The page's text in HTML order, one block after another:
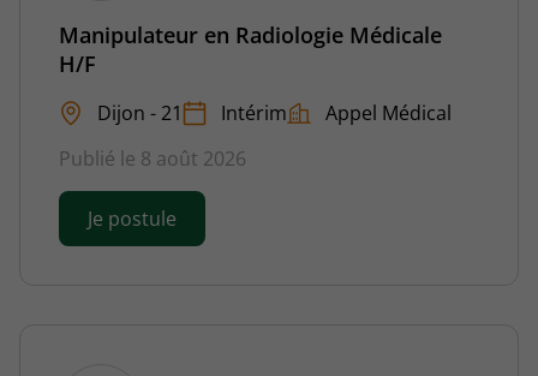
Manipulateur en Radiologie Médicale
H/F
Dijon - 21 Intérim
Appel Médical
Publié le 8 août 2026
Je postule